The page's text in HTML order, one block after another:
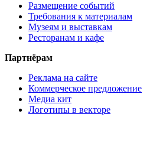
Размещение событий
Требования к материалам
Музеям и выставкам
Ресторанам и кафе
Партнёрам
Реклама на сайте
Коммерческое предложение
Медиа кит
Логотипы в векторе